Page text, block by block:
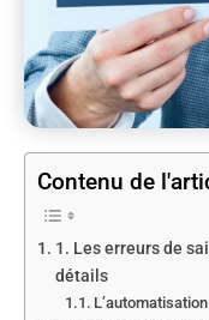
Contenu de
1. Les erreurs de
détails